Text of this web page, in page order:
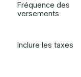
Fréquence des
versements
Inclure les taxes